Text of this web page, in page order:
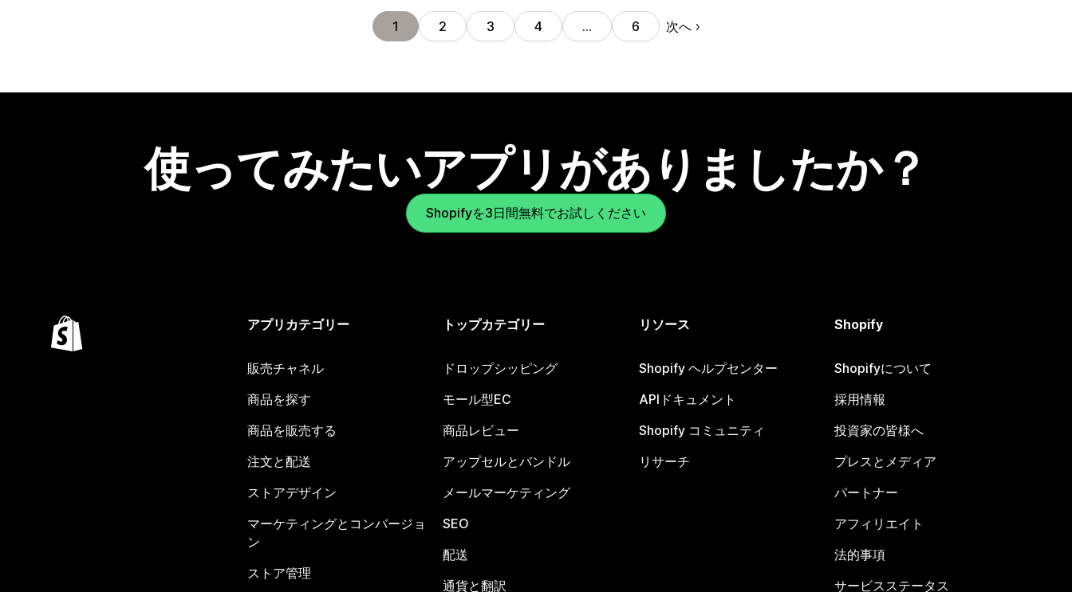
1 2 3 4 … 6 次へ
使ってみたいアプリがありましたか？
Shopifyを3日間無料でお試しください
アプリカテゴリー
販売チャネル
商品を探す
商品を販売する
注文と配送
ストアデザイン
マーケティングとコンバージョ
ン
ストア管理
トップカテゴリー
ドロップシッピング
モール型EC
商品レビュー
アップセルとバンドル
メールマーケティング
SEO
配送
通貨と翻訳
リソース
Shopify ヘルプセンター
APIドキュメント
Shopify コミュニティ
リサーチ
Shopify
Shopifyについて
採用情報
投資家の皆様へ
プレスとメディア
パートナー
アフィリエイト
法的事項
サービスステータス